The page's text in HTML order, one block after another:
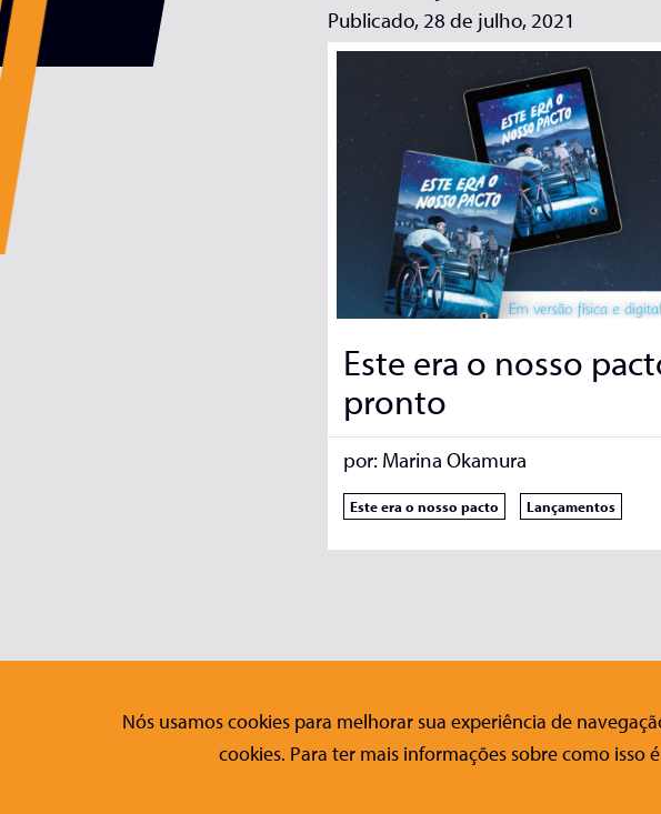
Publicado, 28 de julho, 2021
Este era o nosso
pronto
por: Marina Okamura
Este era o nosso pacto Lançamentos
Editora Conrad Fale Conosco
Contato
Nós usamos cookies para melhorar sua experiência de
cookies. Para ter mais informações sobre como isso